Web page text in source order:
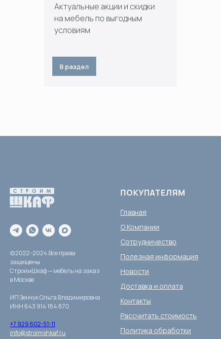
Актуальные акции и скидки
на мебель по выгодным
условиям
В раздел
(c)2022−2024 Все права
защищены
СтроимШкаф — мебель на заказ
в Москве
ИП Зенчук Ольга Владимировна
ИНН 643 914 184 870
+7 929 602-51-11
info@stroimshkaf.ru
ПОКУПАТЕЛЯМ
Главная
О Компании
Сотрудничество
Полезная информация
Новости
Доставка и оплата
Контакты
Рассчитать стоимость
Политика обработки